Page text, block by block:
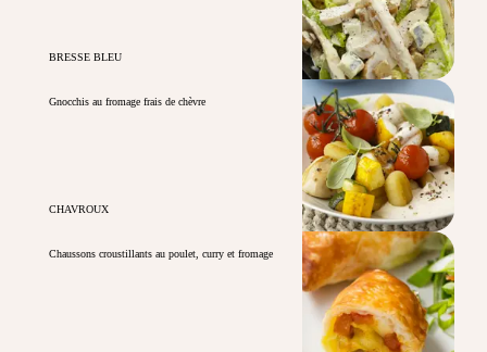
BRESSE BLEU
Gnocchis au fromage frais de chèvre
CHAVROUX
Chaussons croustillants au poulet, curry et fromage